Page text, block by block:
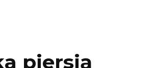
piersią